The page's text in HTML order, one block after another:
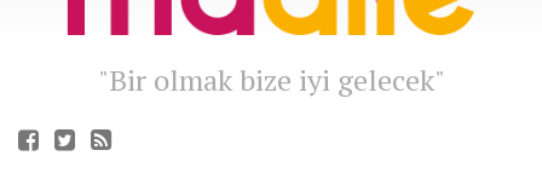
"Bir olmak bize iyi gelecek"